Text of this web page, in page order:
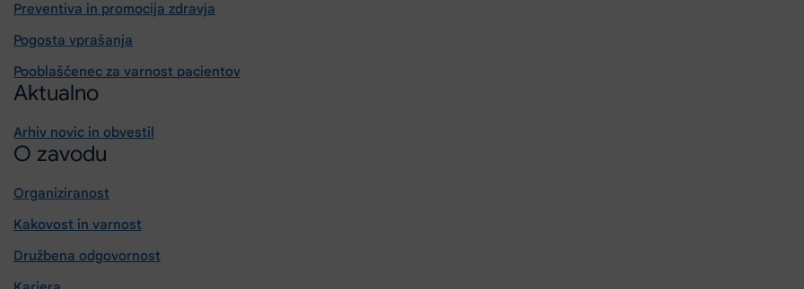
Preventiva in promocija zdravja
Pogosta vprašanja
Pooblaščenec za varnost pacientov
Aktualno
Arhiv novic in obvestil
O zavodu
Organiziranost
Kakovost in varnost
Družbena odgovornost